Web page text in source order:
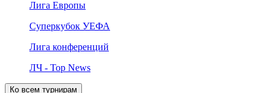
Лига Европы
Суперкубок УЕФА
Лига конференций
ЛЧ - Top News
Ко всем турнирам